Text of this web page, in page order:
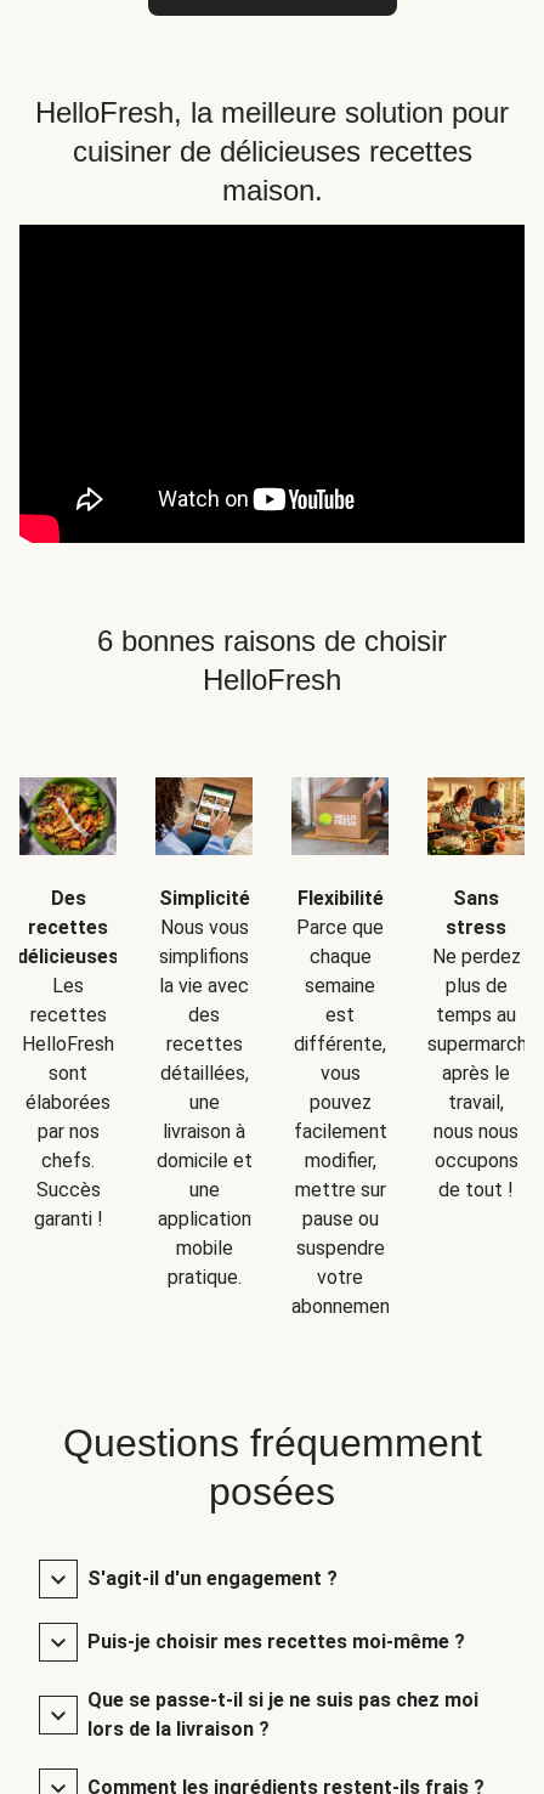
HelloFresh, la meilleure solution pour
cuisiner de délicieuses recettes
maison.
6 bonnes raisons de choisir
HelloFresh
Des
recettes
délicieuses
Les
recettes
HelloFresh
sont
élaborées
par nos
chefs.
Succès
garanti !
Simplicité
Nous vous
simplifions
la vie avec
des
recettes
détaillées,
une
livraison à
domicile et
une
application
mobile
pratique.
Flexibilité
Parce que
chaque
semaine
est
différente,
vous
pouvez
facilement
modifier,
mettre sur
pause ou
suspendre
votre
abonnement.
Sans
stress
Ne perdez
plus de
temps au
supermarché
après le
travail,
nous nous
occupons
de tout !
Questions fréquemment
posées
S'agit-il d'un engagement ?
Puis-je choisir mes recettes moi-même ?
Que se passe-t-il si je ne suis pas chez moi
lors de la livraison ?
Comment les ingrédients restent-ils frais ?